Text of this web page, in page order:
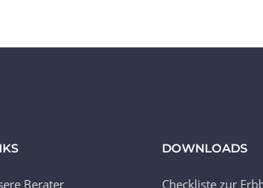
Berater
DOWNLOADS
Checkliste zur